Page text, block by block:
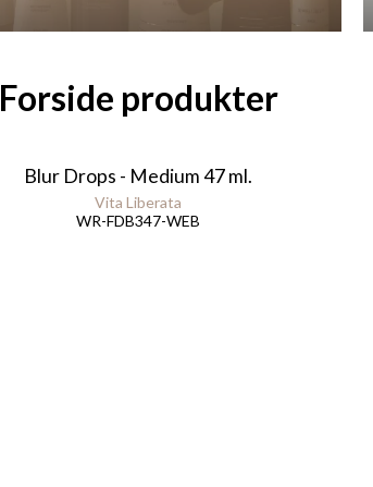
Forside produkter
Blur Drops - Medium 47 ml.
Vita Liberata
WR-FDB347-WEB